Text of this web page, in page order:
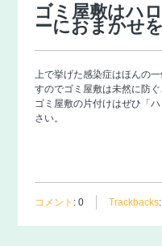
ゴミ屋敷はハ
ーにおまかせを
上で挙げた感染症はほんの
すのでゴミ屋敷は未然に防ぐ
ゴミ屋敷の片付けはぜひ「
さい。
コメント : 0 Trackbacks: